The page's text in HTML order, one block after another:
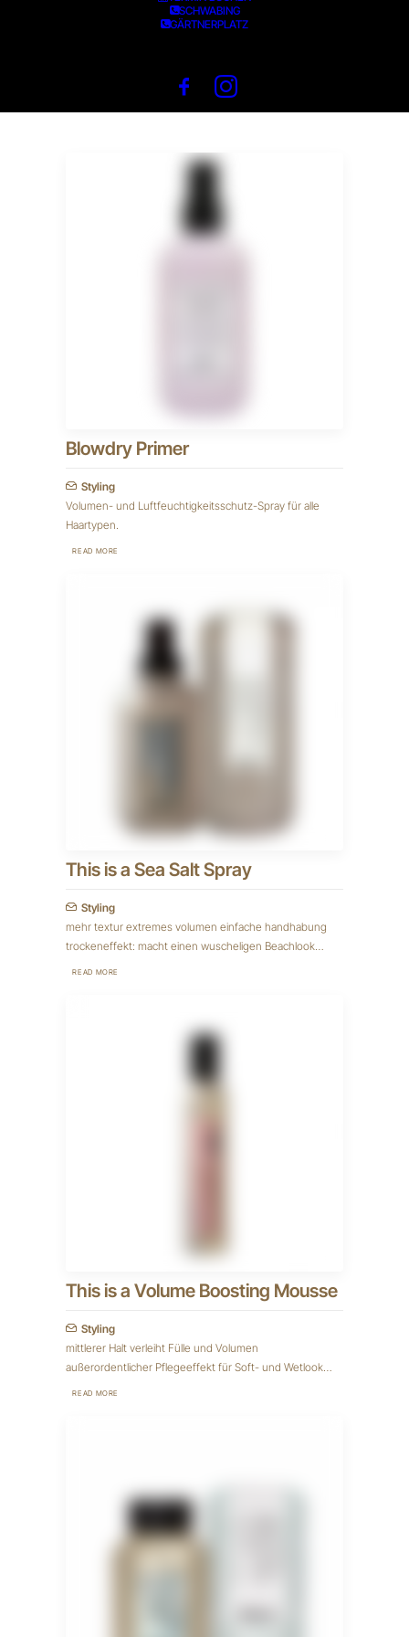
SCHWABING
GÄRTNERPLATZ
VOLUMEN
Blowdry Primer
Styling
Volumen- und Luftfeuchtigkeitsschutz-Spray für alle
Haartypen.
READ MORE
This is a Sea Salt Spray
Styling
mehr textur extremes volumen einfache handhabung
trockeneffekt: macht einen wuscheligen Beachlook…
READ MORE
This is a Volume Boosting Mousse
Styling
mittlerer Halt verleiht Fülle und Volumen
außerordentlicher Pflegeeffekt für Soft- und Wetlook…
READ MORE